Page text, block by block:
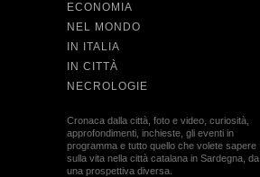
ECONOMIA
NEL MONDO
IN ITALIA
IN CITTÀ
NECROLOGIE
Cronaca dalla città, foto e video, curiosità,
approfondimenti, inchieste, gli eventi in
programma e tutto quello che volete sapere
sulla vita nella città catalana in Sardegna, da
una prospettiva diversa.